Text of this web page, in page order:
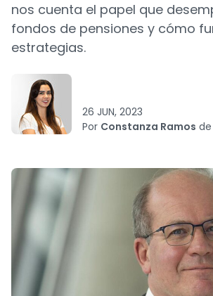
nos cuenta el papel que
fondos de pensiones y cómo
estrategias.
26 JUN, 2023
Por Constanza Ramos de